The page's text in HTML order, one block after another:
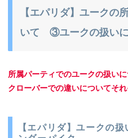
【エパリダ】ユークの
いて ③ユークの扱い
所属パーティでのユークの扱い
クローバーでの違いについてそ
【エパリダ】ユークの